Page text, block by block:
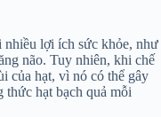
nhiều lợi ích sức khỏe, như
não. Tuy nhiên, khi chế
của hạt, vì nó có thể gây
hạt bạch quả mỗi